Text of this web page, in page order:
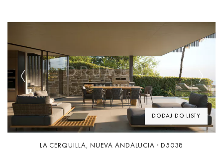
DODAJ DO LISTY
Previous Next
LA CERQUILLA, NUEVA ANDALUCIA · D5038